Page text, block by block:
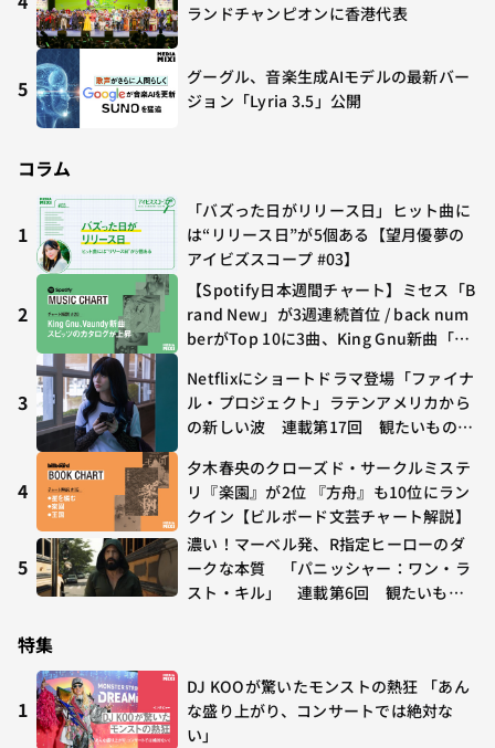
ランドチャンピオンに香港代表
5
グーグル、音楽生成AIモデルの最新バー
ジョン「Lyria 3.5」公開
コラム
1
「バズった日がリリース日」ヒット曲に
は“リリース日”が5個ある【望月優夢の
アイビズスコープ #03】
2
【Spotify日本週間チャート】ミセス「B
rand New」が3週連続首位 / back num
berがTop 10に3曲、King Gnu新曲「G
年7/24〜7/30
3
Netflixにショートドラマ登場「ファイナ
ル・プロジェクト」ラテンアメリカから
の新しい波 連載第17回 観たいものが
4
夕木春央のクローズド・サークルミステ
リ『楽園』が2位 『方舟』も10位にラン
クイン【ビルボード文芸チャート解説】
5
濃い！マーベル発、R指定ヒーローのダ
ークな本質 「パニッシャー：ワン・ラ
スト・キル」 連載第6回 観たいもの
特集
1
DJ KOOが驚いたモンストの熱狂 「あん
な盛り上がり、コンサートでは絶対な
い」